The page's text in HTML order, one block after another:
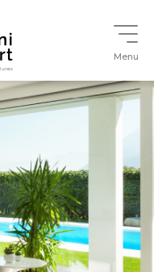
Menu